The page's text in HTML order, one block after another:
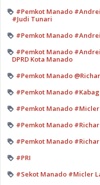
#Pemkot Manado
#Judi Tunari
#Pemkot Manado
#Pemkot Manado
DPRD Kota Manado
#Pemkot Manado
#Pemkot Manado
#Pemkot Manado
#Pemkot Manado
#Pemkot Manado
#PRI
#Sekot Manado #Micler